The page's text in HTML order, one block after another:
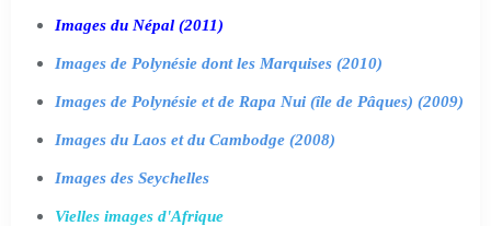
Images du Népal (2011)
Images de Polynésie dont les Marquises (2010)
Images de Polynésie et de Rapa Nui (île de Pâques) (2009)
Images du Laos et du Cambodge (2008)
Images des Seychelles
Vielles images d'Afrique